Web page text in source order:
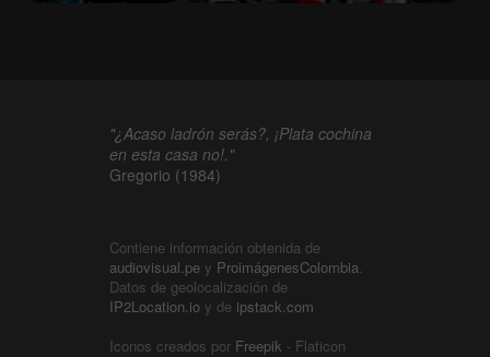
"¿Acaso ladrón serás?, ¡Plata cochina
en esta casa no!."
Gregorio (1984)
Contiene información obtenida de
audiovisual.pe y ProimágenesColombia.
Datos de geolocalización de
IP2Location.io y de ipstack.com
Iconos creados por Freepik - Flaticon